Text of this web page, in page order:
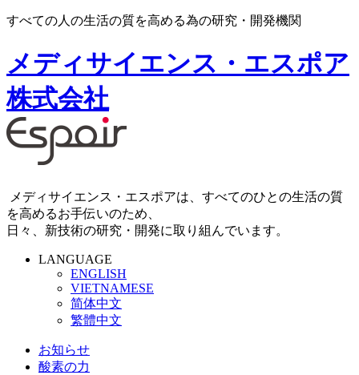
すべての人の生活の質を高める為の研究・開発機関
メディサイエンス・エスポア
株式会社
メディサイエンス・エスポアは、すべてのひとの生活の質
を高めるお手伝いのため、
日々、新技術の研究・開発に取り組んでいます。
LANGUAGE
ENGLISH
VIETNAMESE
简体中文
繁體中文
お知らせ
酸素の力